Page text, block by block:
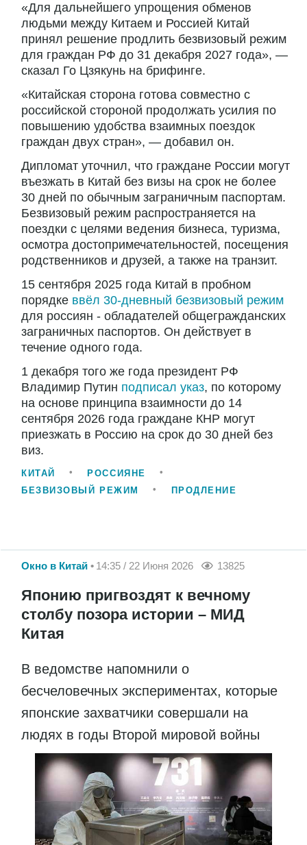
«Для дальнейшего упрощения обменов
людьми между Китаем и Россией Китай
принял решение продлить безвизовый режим
для граждан РФ до 31 декабря 2027 года», —
сказал Го Цзякунь на брифинге.
«Китайская сторона готова совместно с
российской стороной продолжать усилия по
повышению удобства взаимных поездок
граждан двух стран», — добавил он.
Дипломат уточнил, что граждане России могут
въезжать в Китай без визы на срок не более
30 дней по обычным заграничным паспортам.
Безвизовый режим распространяется на
поездки с целями ведения бизнеса, туризма,
осмотра достопримечательностей, посещения
родственников и друзей, а также на транзит.
15 сентября 2025 года Китай в пробном
порядке ввёл 30-дневный безвизовый режим
для россиян - обладателей общегражданских
заграничных паспортов. Он действует в
течение одного года.
1 декабря того же года президент РФ
Владимир Путин подписал указ, по которому
на основе принципа взаимности до 14
сентября 2026 года граждане КНР могут
приезжать в Россию на срок до 30 дней без
виз.
КИТАЙ
РОССИЯНЕ
БЕЗВИЗОВЫЙ РЕЖИМ
ПРОДЛЕНИЕ
Окно в Китай 14:35 / 22 Июня 2026 13825
Японию пригвоздят к вечному
столбу позора истории – МИД
Китая
В ведомстве напомнили о
бесчеловечных экспериментах, которые
японские захватчики совершали на
людях в годы Второй мировой войны